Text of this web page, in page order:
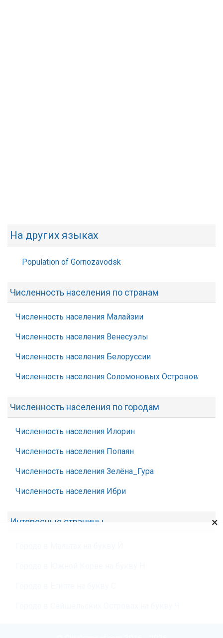
На других языках
Population of Gornozavodsk
Численность населения по странам
Численность населения Малайзии
Численность населения Венесуэлы
Численность населения Белоруссии
Численность населения Соломоновых Островов
Численность населения по городам
Численность населения Илорин
Численность населения Попаян
Численность населения Зелёна_Гура
Численность населения Ибри
Интересные страницы ×